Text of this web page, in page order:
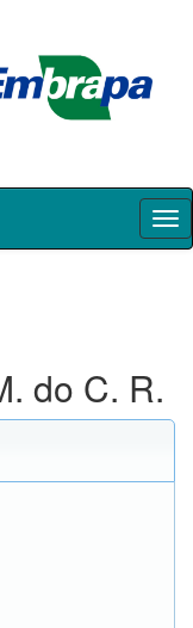
do C. R.